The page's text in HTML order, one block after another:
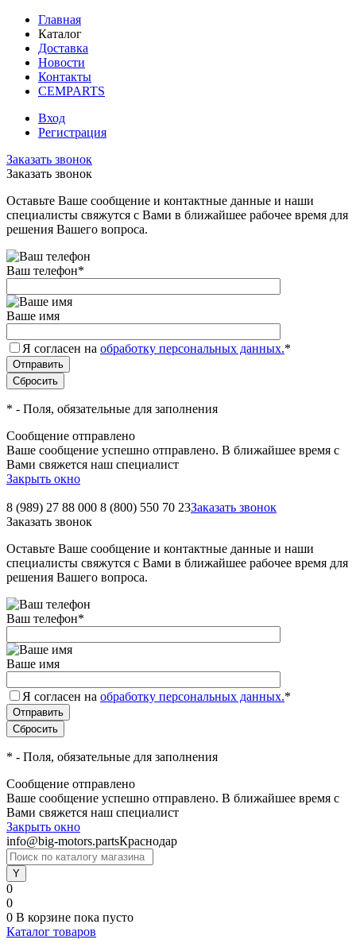
Главная
Каталог
Доставка
Новости
Контакты
CEMPARTS
Вход
Регистрация
Заказать звонок
Заказать звонок
Оставьте Ваше сообщение и контактные данные и наши
специалисты свяжутся с Вами в ближайшее рабочее время для
решения Вашего вопроса.
Ваш телефон*
Ваше имя
Я согласен на обработку персональных данных.*
* - Поля, обязательные для заполнения
Сообщение отправлено
Ваше сообщение успешно отправлено. В ближайшее время с
Вами свяжется наш специалист
Закрыть окно
8 (989) 27 88 000 8 (800) 550 70 23Заказать звонок
Заказать звонок
Оставьте Ваше сообщение и контактные данные и наши
специалисты свяжутся с Вами в ближайшее рабочее время для
решения Вашего вопроса.
Ваш телефон*
Ваше имя
Я согласен на обработку персональных данных.*
* - Поля, обязательные для заполнения
Сообщение отправлено
Ваше сообщение успешно отправлено. В ближайшее время с
Вами свяжется наш специалист
Закрыть окно
info@big-motors.partsКраснодар
0
0
0 В корзине пока пусто
Каталог товаров